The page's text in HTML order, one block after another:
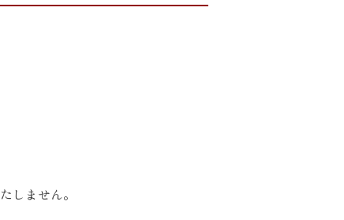
しません。